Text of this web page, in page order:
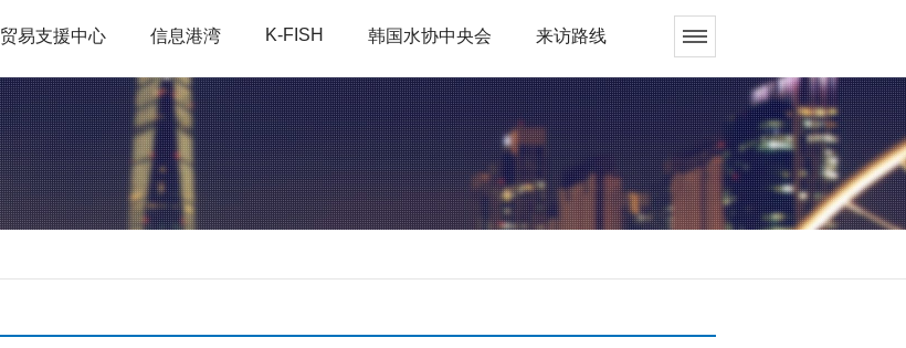
贸易支援中心 信息港湾 K-FISH 韩国水协中央会 来访路线